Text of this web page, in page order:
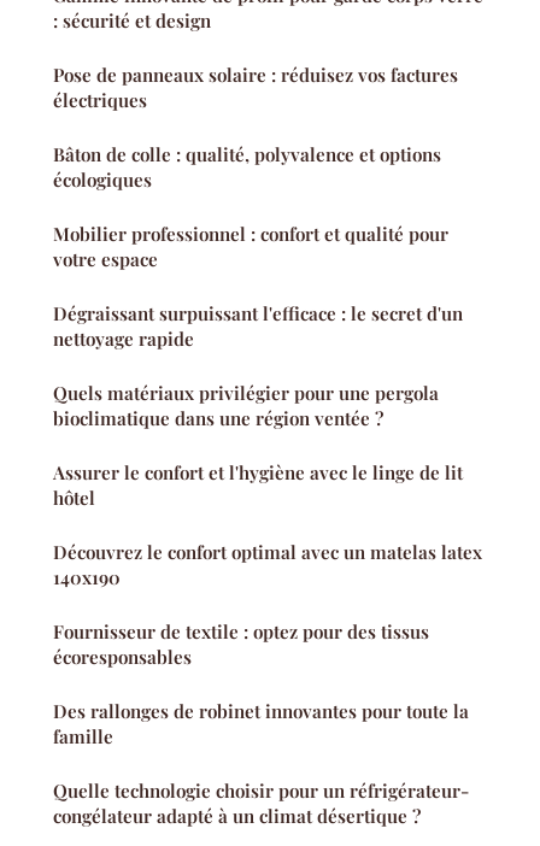
: sécurité et design
Pose de panneaux solaire : réduisez vos factures
électriques
Bâton de colle : qualité, polyvalence et options
écologiques
Mobilier professionnel : confort et qualité pour
votre espace
Dégraissant surpuissant l'efficace : le secret d'un
nettoyage rapide
Quels matériaux privilégier pour une pergola
bioclimatique dans une région ventée ?
Assurer le confort et l'hygiène avec le linge de lit
hôtel
Découvrez le confort optimal avec un matelas latex
140x190
Fournisseur de textile : optez pour des tissus
écoresponsables
Des rallonges de robinet innovantes pour toute la
famille
Quelle technologie choisir pour un réfrigérateur-
congélateur adapté à un climat désertique ?